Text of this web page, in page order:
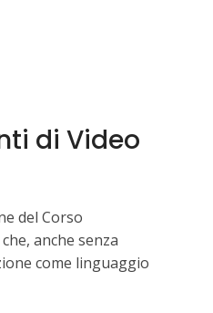
di Video
del Corso
anche senza
come linguaggio